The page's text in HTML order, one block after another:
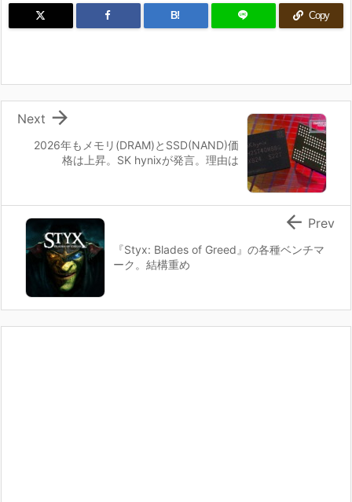
B! Copy
2026年もメモリ(DRAM)とSSD(NAND)価
格は上昇。SK hynixが発言。理由は

Next
『Styx: Blades of Greed』の各種ベンチマ
ーク。結構重め
 Prev